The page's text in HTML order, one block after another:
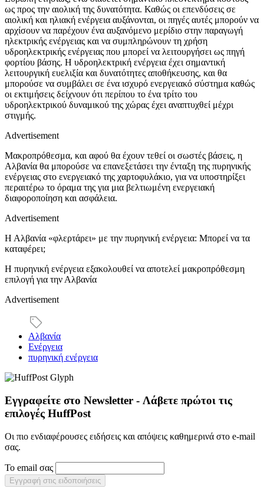
ως προς την αιολική της δυνατότητα. Καθώς οι επενδύσεις σε
αιολική και ηλιακή ενέργεια αυξάνονται, οι πηγές αυτές μπορούν να
αρχίσουν να παρέχουν ένα αυξανόμενο μερίδιο στην παραγωγή
ηλεκτρικής ενέργειας και να συμπληρώνουν τη χρήση
υδροηλεκτρικής ενέργειας που μπορεί να λειτουργήσει ως πηγή
φορτίου βάσης. Η υδροηλεκτρική ενέργεια έχει σημαντική
λειτουργική ευελιξία και δυνατότητες αποθήκευσης, και θα
μπορούσε να συμβάλει σε ένα ισχυρό ενεργειακό σύστημα καθώς
οι εκτιμήσεις δείχνουν ότι περίπου το ένα τρίτο του
υδροηλεκτρικού δυναμικού της χώρας έχει αναπτυχθεί μέχρι
στιγμής.
Advertisement
Μακροπρόθεσμα, και αφού θα έχουν τεθεί οι σωστές βάσεις, η
Αλβανία θα μπορούσε να επανεξετάσει την ένταξη της πυρηνικής
ενέργειας στο ενεργειακό της χαρτοφυλάκιο, για να υποστηρίξει
περαιτέρω το όραμα της για μια βελτιωμένη ενεργειακή
διαφοροποίηση και ασφάλεια.
Advertisement
Η Αλβανία «φλερτάρει» με την πυρηνική ενέργεια: Μπορεί να τα
καταφέρει;
Η πυρηνική ενέργεια εξακολουθεί να αποτελεί μακροπρόθεσμη
επιλογή για την Αλβανία
Advertisement
Αλβανία
Ενέργεια
πυρηνική ενέργεια
Εγγραφείτε στο Newsletter - Λάβετε πρώτοι τις
επιλογές HuffPost
Οι πιο ενδιαφέρουσες ειδήσεις και απόψεις καθημερινά στο e-mail
σας.
Το email σας
Εγγραφή στις ειδοποιήσεις